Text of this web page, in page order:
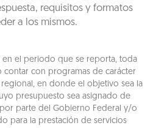
requisitos y formatos
a los mismos.
el periodo que se reporta, toda
contar con programas de carácter
regional, en donde el objetivo sea la
presupuesto sea asignado de
parte del Gobierno Federal y/o
para la prestación de servicios